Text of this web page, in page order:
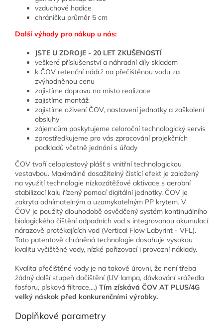
vzduchové hadice
chráničku průměr 5 cm
Další výhody pro nákup u nás:
JSTE U ZDROJE - 20 LET ZKUŠENOSTÍ
veškeré příslušenství a náhradní díly skladem
k ČOV retenční nádrž na přečištěnou vodu za
zvýhodněnou cenu
zajistíme dopravu na místo realizace
zajistíme montáž
zajistíme oživení ČOV, nastavení jednotky a zaškolení
obsluhy
zájemcům poskytujeme celoroční technologický servis
zprostředkujeme pro vás zpracování projekčních
podkladů včetně jednání s úřady
ČOV tvoří celoplastový plášť s vnitřní technologickou
vestavbou. Maximálně dosažitelný čistící efekt je založený
na využití technologie nízkozátěžové aktivace s aerobní
stabilizací kalu řízený pomocí digitální jednotky. ČOV je
zakryta odnímatelným a uzamykatelným PP krytem. V
ČOV je použitý dlouhodobě osvědčený systém kontinuálního
biologického čištění odpadních vod s integrovanou akumulací
nárazově protékajících vod (Vertical Flow Labyrint - VFL).
Tato patentově chráněná technologie dosahuje vysokou
kvalitu vyčištěné vody, nízké pořizovací i provozní náklady.
Kvalita přečištěné vody je na takové úrovni, že není třeba
žádný další stupeň dočištění (UV lampa, dávkování srážedla
fosforu, písková filtrace,...) Tím získává ČOV AT PLUS/4G
velký náskok před konkurenčními výrobky.
Doplňkové parametry